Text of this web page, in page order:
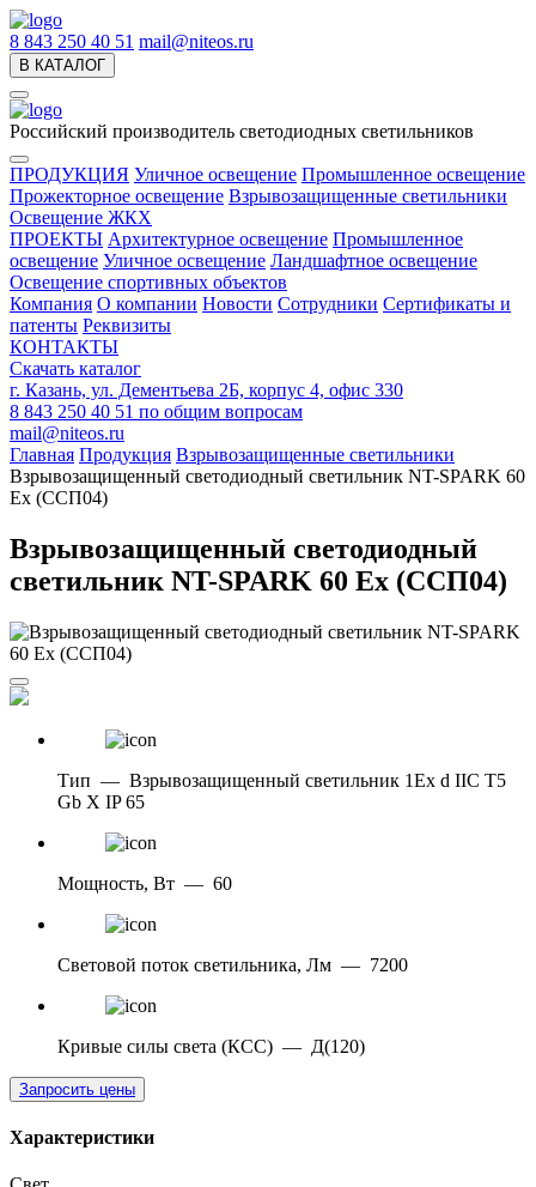
8 843 250 40 51 mail@niteos.ru
В КАТАЛОГ
Российский производитель светодиодных светильников
ПРОДУКЦИЯ Уличное освещение Промышленное освещение
Прожекторное освещение Взрывозащищенные светильники
Освещение ЖКХ
ПРОЕКТЫ Архитектурное освещение Промышленное
освещение Уличное освещение Ландшафтное освещение
Освещение спортивных объектов
Компания О компании Новости Сотрудники Сертификаты и
патенты Реквизиты
КОНТАКТЫ
Скачать каталог
г. Казань, ул. Дементьева 2Б, корпус 4, офис 330
8 843 250 40 51 по общим вопросам
mail@niteos.ru
Главная Продукция Взрывозащищенные светильники
Взрывозащищенный светодиодный светильник NT-SPARK 60
Ex (ССП04)
Взрывозащищенный светодиодный
светильник NT-SPARK 60 Ex (ССП04)
Тип — Взрывозащищенный светильник 1Ex d IIС T5
Gb X IP 65
Мощность, Вт — 60
Световой поток светильника, Лм — 7200
Кривые силы света (КСС) — Д(120)
Запросить цены
Характеристики